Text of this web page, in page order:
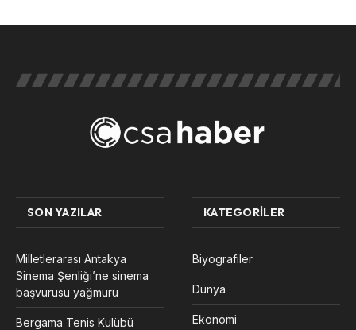
SON YAZILAR
Milletlerarası Antakya
Sinema Şenliği’ne sinema
başvurusu yağmuru
Bergama Tenis Kulübü
KATEGORILER
Biyografiler
Dünya
Ekonomi